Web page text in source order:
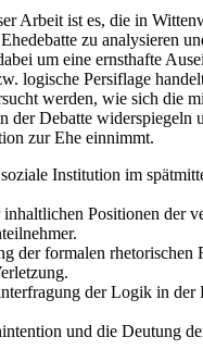
Arbeit ist es, die in
zu analysieren
um eine ernsthafte
logische Persiflage
werden, wie sich die
der Debatte widerspiegeln
zur Ehe einnimmt.
Institution im
Positionen der
der formalen rhetorischen
der Logik in der
und die Deutung